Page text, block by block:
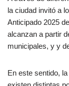
la ciudad invitó a
Anticipado 2025
alcanzan a partir
municipales, y y
En este sentido,